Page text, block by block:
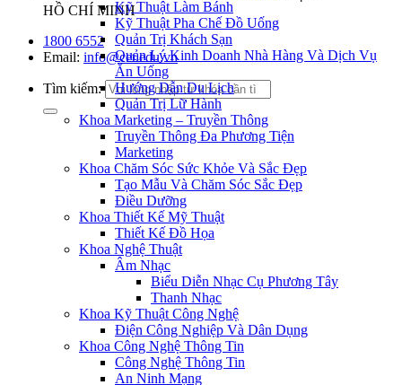
HỒ CHÍ MINH
1800 6552
Email: info@cet.edu.vn
Tìm kiếm:
Kỹ Thuật Làm Bánh
Kỹ Thuật Pha Chế Đồ Uống
Quản Trị Khách Sạn
Quản Lý Kinh Doanh Nhà Hàng Và Dịch Vụ
Ăn Uống
Hướng Dẫn Du Lịch
Quản Trị Lữ Hành
Khoa Marketing – Truyền Thông
Truyền Thông Đa Phương Tiện
Marketing
Khoa Chăm Sóc Sức Khỏe Và Sắc Đẹp
Tạo Mẫu Và Chăm Sóc Sắc Đẹp
Điều Dưỡng
Khoa Thiết Kế Mỹ Thuật
Thiết Kế Đồ Họa
Khoa Nghệ Thuật
Âm Nhạc
Biểu Diễn Nhạc Cụ Phương Tây
Thanh Nhạc
Khoa Kỹ Thuật Công Nghệ
Điện Công Nghiệp Và Dân Dụng
Khoa Công Nghệ Thông Tin
Công Nghệ Thông Tin
An Ninh Mạng